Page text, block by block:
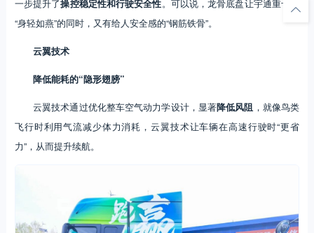
一步提升了操控稳定性和行驶安全性。可以说，龙骨底盘让宇通重卡在
“身轻如燕”的同时，又有给人安全感的“钢筋铁骨”。
云翼技术
降低能耗的“隐形翅膀”
云翼技术通过优化整车空气动力学设计，显著降低风阻 ，就像鸟类
飞行时利用气流减少体力消耗，云翼技术让车辆在高速行驶时“更省
力”，从而提升续航。